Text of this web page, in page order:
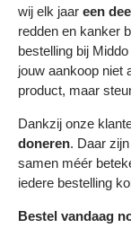
wij elk jaar een
redden en kanker
bestelling bij
jouw aankoop niet
product, maar
Dankzij onze
doneren. Daar
samen méér
iedere bestelling
Bestel vandaag